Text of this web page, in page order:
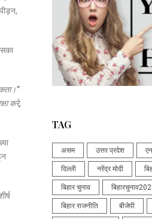
करे,
TAG
असम उत्तर प्रदेश
दिल्ली नरेंद्र मोदी
बिहार चुनाव
बिहार राजनीति बीजेपी